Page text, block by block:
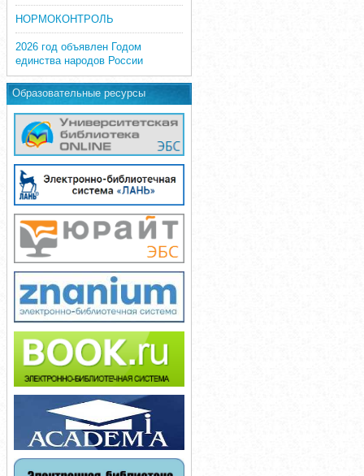
НОРМОКОНТРОЛЬ
2026 год объявлен Годом
единства народов России
Образовательные ресурсы